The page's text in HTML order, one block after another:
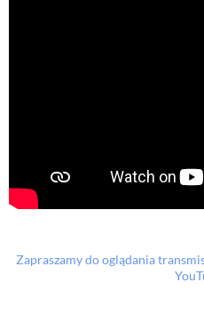
Zapraszamy do oglądania